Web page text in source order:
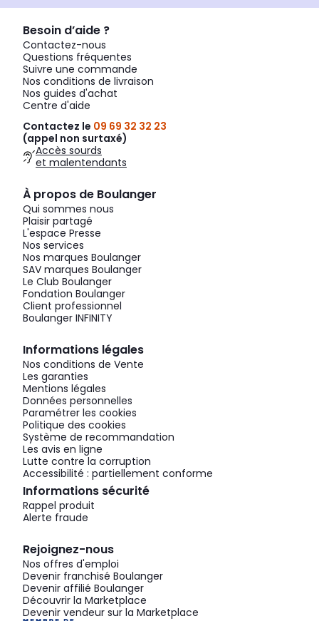
Besoin d’aide ?
Contactez-nous
Questions fréquentes
Suivre une commande
Nos conditions de livraison
Nos guides d'achat
Centre d'aide
Contactez le 09 69 32 32 23
(appel non surtaxé)
Accès sourds
et malentendants
À propos de Boulanger
Qui sommes nous
Plaisir partagé
L'espace Presse
Nos services
Nos marques Boulanger
SAV marques Boulanger
Le Club Boulanger
Fondation Boulanger
Client professionnel
Boulanger INFINITY
Informations légales
Nos conditions de Vente
Les garanties
Mentions légales
Données personnelles
Paramétrer les cookies
Politique des cookies
Système de recommandation
Les avis en ligne
Lutte contre la corruption
Accessibilité : partiellement conforme
Informations sécurité
Rappel produit
Alerte fraude
Rejoignez-nous
Nos offres d'emploi
Devenir franchisé Boulanger
Devenir affilié Boulanger
Découvrir la Marketplace
Devenir vendeur sur la Marketplace